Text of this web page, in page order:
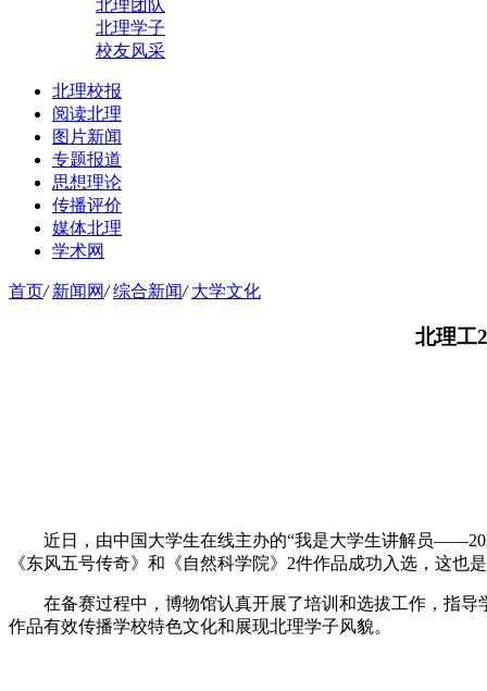
北理团队
北理学子
校友风采
北理校报
阅读北理
图片新闻
专题报道
思想理论
传播评价
媒体北理
学术网
首页/ 新闻网/ 综合新闻/ 大学文化
北理工
近日，由中国大学生在线主办的“我是大学生讲解员
《东风五号传奇》和《自然科学院》2件作品成功入选，这也
在备赛过程中，博物馆认真开展了培训和选拔工作，指
作品有效传播学校特色文化和展现北理学子风貌。